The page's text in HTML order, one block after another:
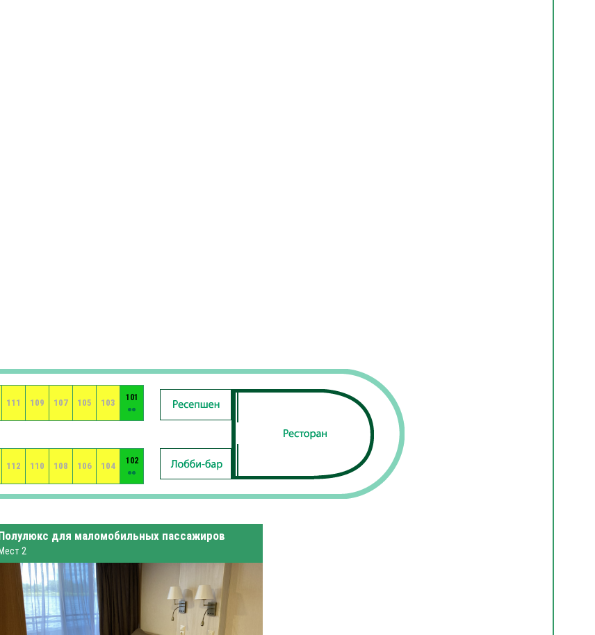
101
102
103
104
105
106
107
108
109
110
111
112
для маломобильных пассажиров
Мест 2